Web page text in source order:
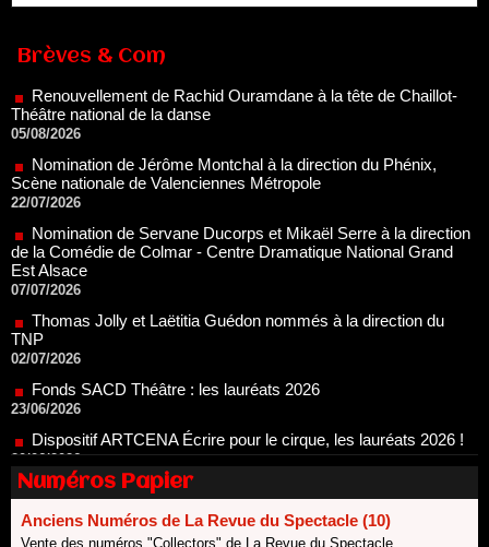
Brèves & Com
Théâtre national de la danse
05/08/2026
Nomination de Jérôme Montchal à la direction du Phénix,
Scène nationale de Valenciennes Métropole
22/07/2026
Nomination de Servane Ducorps et Mikaël Serre à la direction
de la Comédie de Colmar - Centre Dramatique National Grand
Est Alsace
Thomas Jolly et Laëtitia Guédon nommés à la direction du
TNP
02/07/2026
Fonds SACD Théâtre : les lauréats 2026
23/06/2026
Dispositif ARTCENA Écrire pour le cirque, les lauréats 2026 !
20/06/2026
Le palmarès des prix SACD 2026
18/06/2026
Les 10 lauréats du Fonds Grandes Formes Théâtre 2026
SACD
Nomination de Nathalie Garraud et Olivier Saccomano à la
Numéros Papier
Anciens Numéros de La Revue du Spectacle (10)
Vente des numéros "Collectors" de La Revue du Spectacle.